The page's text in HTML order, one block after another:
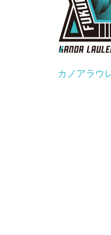
カノアラウ